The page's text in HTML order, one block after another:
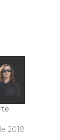
2018